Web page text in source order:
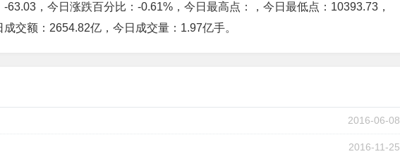
63.03，今日涨跌百分比：-0.61%，今日最高点：，今日最低点：10393.73，
交额：2654.82亿，今日成交量：1.97亿手。
2016-06-08
2016-11-25